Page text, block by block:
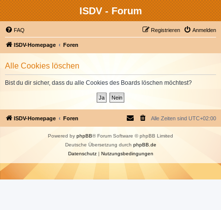
ISDV - Forum
FAQ Anmelden
Registrieren
ISDV-Homepage Foren
Alle Cookies löschen
Bist du dir sicher, dass du alle Cookies des Boards löschen möchtest?
ISDV-Homepage Foren Alle Zeiten sind UTC+02:00
Powered by phpBB® Forum Software © phpBB Limited
Deutsche Übersetzung durch phpBB.de
Datenschutz| Nutzungsbedingungen